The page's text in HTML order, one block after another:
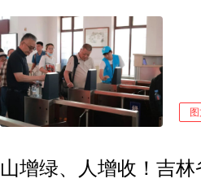
山增绿、人增收！吉